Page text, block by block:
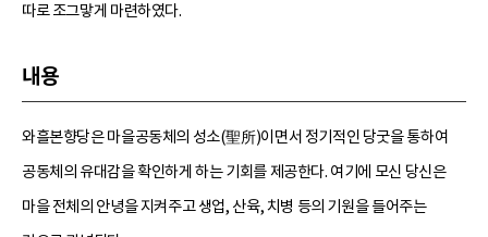
따로 조그맣게 마련하였다.
내용
와흘본향당은 마을공동체의 성소(聖所)이면서 정기적인 당굿을 통하여
공동체의 유대감을 확인하게 하는 기회를 제공한다. 여기에 모신 당신은
마을 전체의 안녕을 지켜주고 생업, 산육, 치병 등의 기원을 들어주는